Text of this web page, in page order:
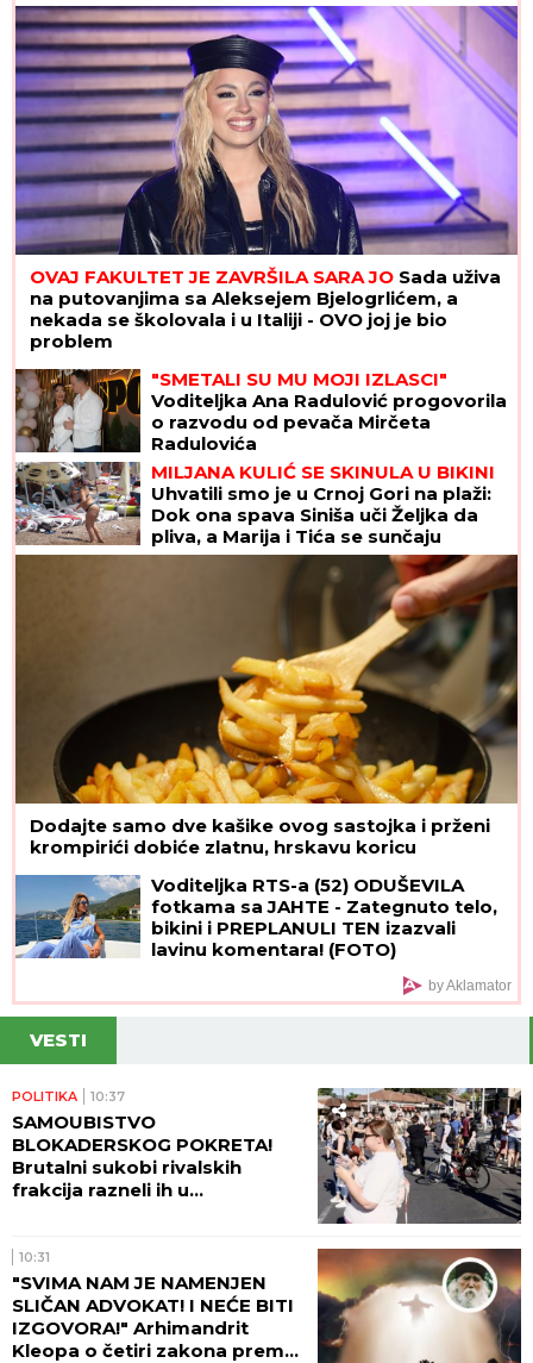
OVAJ FAKULTET JE ZAVRŠILA SARA JO Sada uživa
na putovanjima sa Aleksejem Bjelogrlićem, a
nekada se školovala i u Italiji - OVO joj je bio
problem
"SMETALI SU MU MOJI IZLASCI"
Voditeljka Ana Radulović progovorila
o razvodu od pevača Mirčeta
Radulovića
MILJANA KULIĆ SE SKINULA U BIKINI
Uhvatili smo je u Crnoj Gori na plaži:
Dok ona spava Siniša uči Željka da
pliva, a Marija i Tića se sunčaju
(Video)
Dodajte samo dve kašike ovog sastojka i prženi
krompirići dobiće zlatnu, hrskavu koricu
Voditeljka RTS-a (52) ODUŠEVILA
fotkama sa JAHTE - Zategnuto telo,
bikini i PREPLANULI TEN izazvali
lavinu komentara! (FOTO)
by Aklamator
VESTI
POLITIKA 10:37
SAMOUBISTVO
BLOKADERSKOG POKRETA!
Brutalni sukobi rivalskih
frakcija razneli ih u
10:31
"SVIMA NAM JE NAMENJEN
SLIČAN ADVOKAT! I NEĆE BITI
IZGOVORA!" Arhimandrit
Kleopa o četiri zakona prema